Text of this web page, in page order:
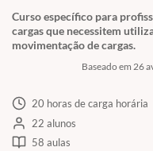
Curso específico para
cargas que necessitem
movimentação de cargas.
Baseado em 26
20 horas de carga horária
22 alunos
58 aulas